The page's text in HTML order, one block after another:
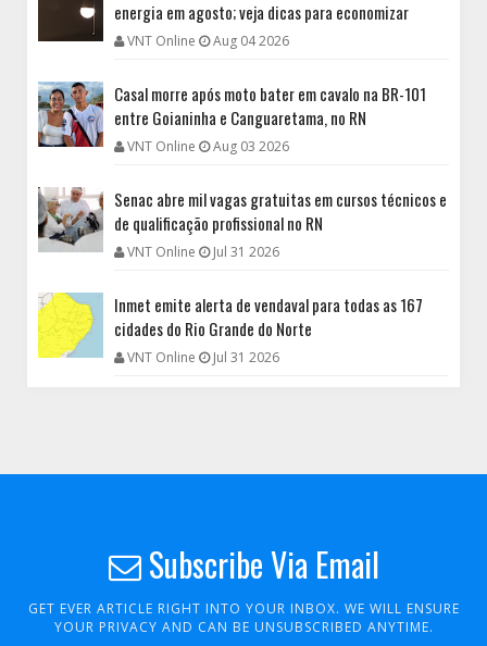
energia em agosto; veja dicas para economizar
VNT Online Aug 04 2026
Casal morre após moto bater em cavalo na BR-101
entre Goianinha e Canguaretama, no RN
VNT Online Aug 03 2026
Senac abre mil vagas gratuitas em cursos técnicos e
de qualificação profissional no RN
VNT Online Jul 31 2026
Inmet emite alerta de vendaval para todas as 167
cidades do Rio Grande do Norte
VNT Online Jul 31 2026
Subscribe Via Email
GET EVER ARTICLE RIGHT INTO YOUR INBOX. WE WILL ENSURE
YOUR PRIVACY AND CAN BE UNSUBSCRIBED ANYTIME.